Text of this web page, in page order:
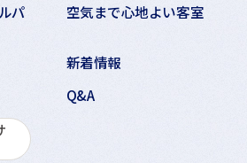
パ
空気まで心地よい客室
新着情報
Q&A